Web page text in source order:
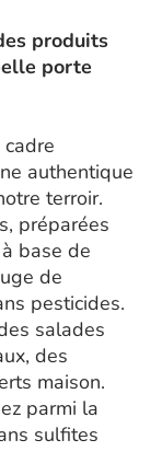
produits
porte
authentique
terroir.
préparées
base de
de
pesticides.
salades
des
maison.
parmi la
sulfites